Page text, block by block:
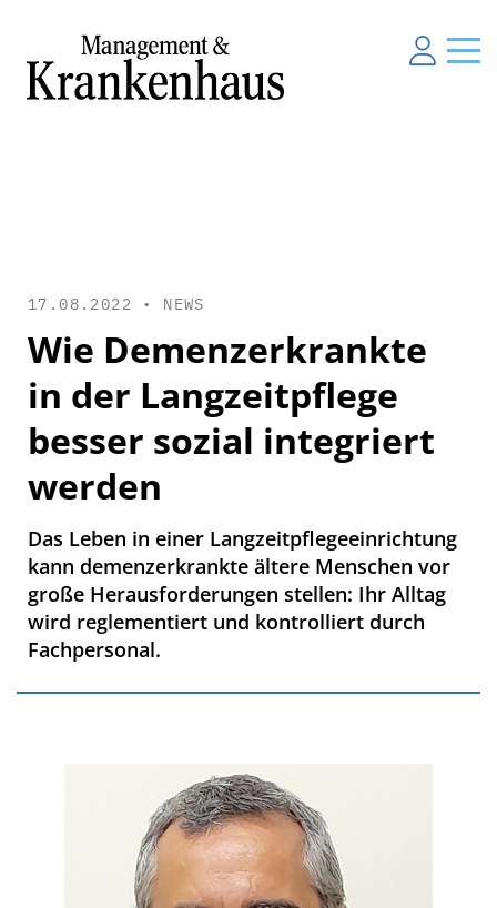
17.08.2022 • NEWS
Wie Demenzerkrankte
in der Langzeitpflege
besser sozial integriert
werden
Das Leben in einer Langzeitpflegeeinrichtung
kann demenzerkrankte ältere Menschen vor
große Herausforderungen stellen: Ihr Alltag
wird reglementiert und kontrolliert durch
Fachpersonal.